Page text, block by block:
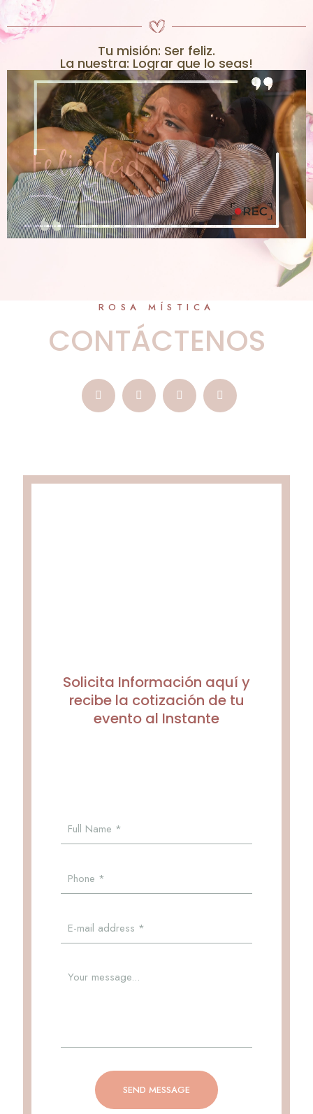
Tu misión: Ser feliz.
La nuestra: Lograr que lo seas!
ROSA MÍSTICA
CONTÁCTENOS
Solicita Información aquí y
recibe la cotización de tu
evento al Instante